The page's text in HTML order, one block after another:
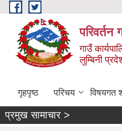
Skip to main content
परिवर्तन
गाउँ
लुम्बिनी
गृहपृष्ठ परिचय विषयगत
प्रमुख सामाचार >